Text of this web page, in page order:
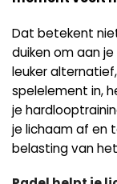
Dat betekent
duiken om aan
leuker
spelelement in,
je
je lichaam af en
belasting van